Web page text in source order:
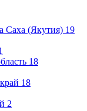
Саха (Якутия) 19
18
18
2